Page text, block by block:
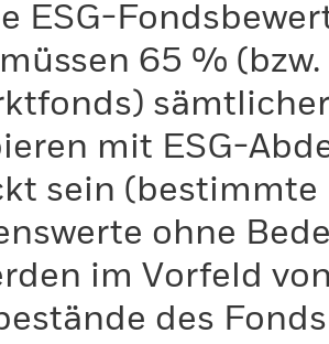
ESG-
65 %
mit ESG-
sein
ohne
im Vorfeld
des